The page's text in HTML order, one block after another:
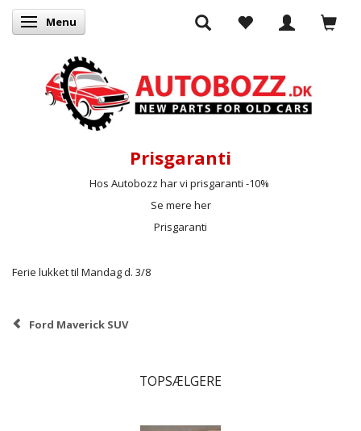
Skifte navigation
Menu
Prisgaranti
Hos Autobozz har vi prisgaranti -10%
Se mere her
Prisgaranti
Ferie lukket til Mandag d. 3/8
Ford Maverick SUV
TOPSÆLGERE